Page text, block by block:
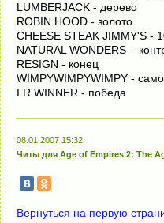
LUMBERJACK - дерево
ROBIN HOOD - золото
CHEESE STEAK JIMMY'S -
NATURAL WONDERS –
RESIGN - конец
WIMPYWIMPYWIMPY -
I R WINNER - победа
08.01.2007 15:32
Читы для Age of Empires 2: The
Вернуться на первую